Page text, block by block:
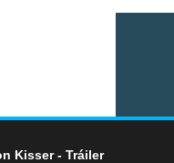
Kisser - Tráiler